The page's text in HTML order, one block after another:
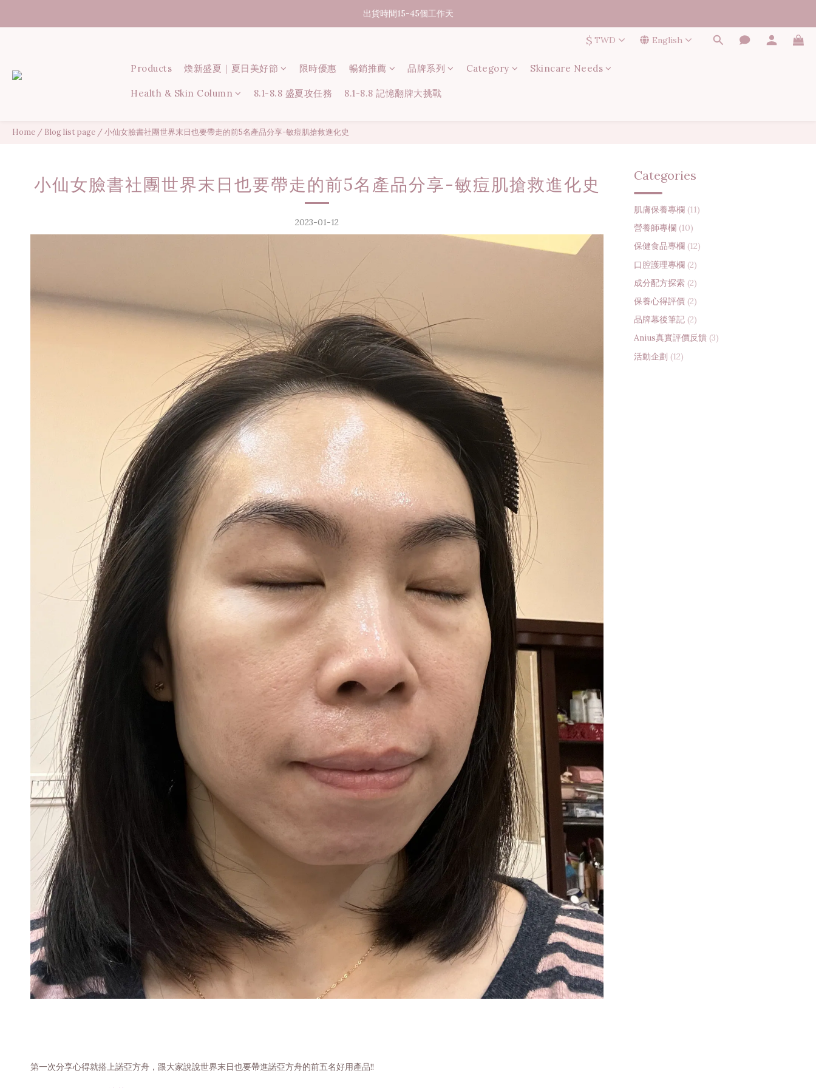
07/31-08/08 煥新盛夏 | 夏日美好節
出貨時間15-45個工作天
07/31-08/08 煥新盛夏 | 夏日美好節
$ TWD English
Products 煥新盛夏｜夏日美好節 限時優惠 暢銷推薦 品牌系列 Category Skincare Needs
Health & Skin Column 8.1-8.8 盛夏攻任務 8.1-8.8 記憶翻牌大挑戰
Home / Blog list page /小仙女臉書社團世界末日也要帶走的前5名產品分享-敏痘肌搶救進化史
小仙女臉書社團世界末日也要帶走的前5名產品分享-敏痘肌搶救進化史
2023-01-12
第一次分享心得就搭上諾亞方舟，跟大家說說世界末日也要帶進諾亞方舟的前五名好用產品!!
Categories
肌膚保養專欄 (11)
營養師專欄 (10)
保健食品專欄 (12)
口腔護理專欄 (2)
成分配方探索 (2)
保養心得評價 (2)
品牌幕後筆記 (2)
Anius真實評價反饋 (3)
活動企劃 (12)